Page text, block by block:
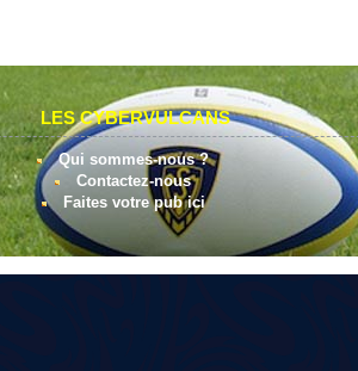
LES CYBERVULCANS
Qui sommes-nous ?
Contactez-nous
Faites votre pub ici